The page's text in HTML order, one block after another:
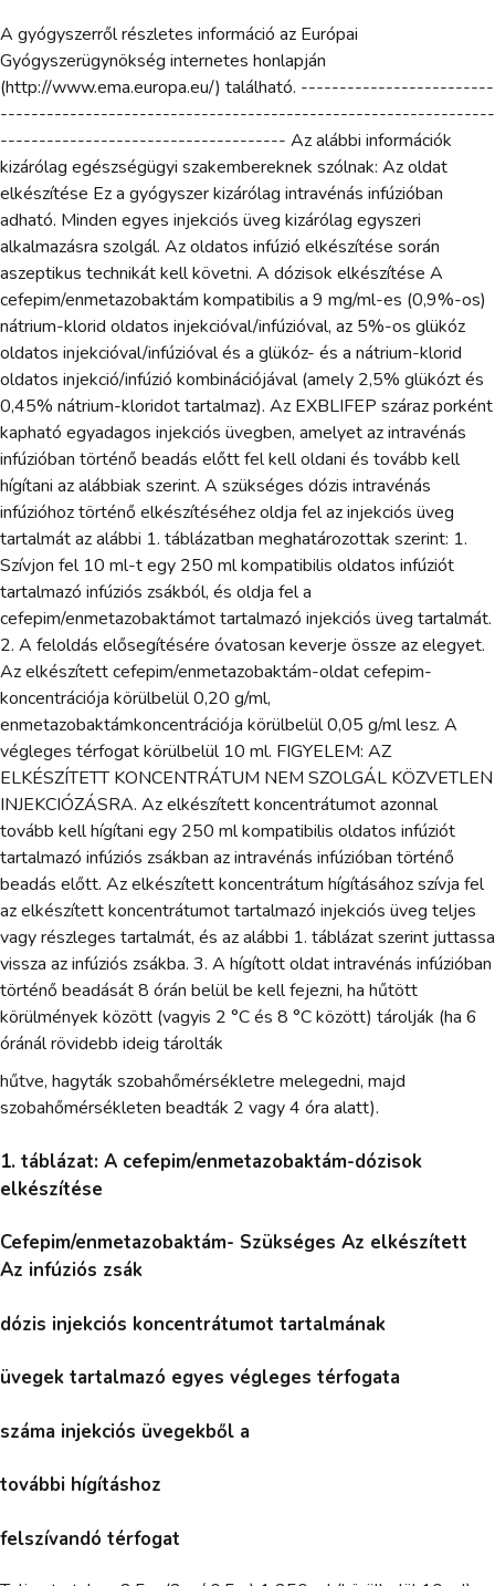
A gyógyszerről részletes információ az Európai
Gyógyszerügynökség internetes honlapján
(http://www.ema.europa.eu/) található. -------------------------
----------------------------------------------------------------
------------------------------------- Az alábbi információk
kizárólag egészségügyi szakembereknek szólnak: Az oldat
elkészítése Ez a gyógyszer kizárólag intravénás infúzióban
adható. Minden egyes injekciós üveg kizárólag egyszeri
alkalmazásra szolgál. Az oldatos infúzió elkészítése során
aszeptikus technikát kell követni. A dózisok elkészítése A
cefepim/enmetazobaktám kompatibilis a 9 mg/ml-es (0,9%-os)
nátrium-klorid oldatos injekcióval/infúzióval, az 5%-os glükóz
oldatos injekcióval/infúzióval és a glükóz- és a nátrium-klorid
oldatos injekció/infúzió kombinációjával (amely 2,5% glükózt és
0,45% nátrium-kloridot tartalmaz). Az EXBLIFEP száraz porként
kapható egyadagos injekciós üvegben, amelyet az intravénás
infúzióban történő beadás előtt fel kell oldani és tovább kell
hígítani az alábbiak szerint. A szükséges dózis intravénás
infúzióhoz történő elkészítéséhez oldja fel az injekciós üveg
tartalmát az alábbi 1. táblázatban meghatározottak szerint: 1.
Szívjon fel 10 ml-t egy 250 ml kompatibilis oldatos infúziót
tartalmazó infúziós zsákból, és oldja fel a
cefepim/enmetazobaktámot tartalmazó injekciós üveg tartalmát.
2. A feloldás elősegítésére óvatosan keverje össze az elegyet.
Az elkészített cefepim/enmetazobaktám-oldat cefepim-
koncentrációja körülbelül 0,20 g/ml,
enmetazobaktámkoncentrációja körülbelül 0,05 g/ml lesz. A
végleges térfogat körülbelül 10 ml. FIGYELEM: AZ
ELKÉSZÍTETT KONCENTRÁTUM NEM SZOLGÁL KÖZVETLEN
INJEKCIÓZÁSRA. Az elkészített koncentrátumot azonnal
tovább kell hígítani egy 250 ml kompatibilis oldatos infúziót
tartalmazó infúziós zsákban az intravénás infúzióban történő
beadás előtt. Az elkészített koncentrátum hígításához szívja fel
az elkészített koncentrátumot tartalmazó injekciós üveg teljes
vagy részleges tartalmát, és az alábbi 1. táblázat szerint juttassa
vissza az infúziós zsákba. 3. A hígított oldat intravénás infúzióban
történő beadását 8 órán belül be kell fejezni, ha hűtött
körülmények között (vagyis 2 °C és 8 °C között) tárolják (ha 6
óránál rövidebb ideig tárolták
hűtve, hagyták szobahőmérsékletre melegedni, majd
szobahőmérsékleten beadták 2 vagy 4 óra alatt).
1. táblázat: A cefepim/enmetazobaktám-dózisok
elkészítése
Cefepim/enmetazobaktám- Szükséges Az elkészített
Az infúziós zsák
dózis injekciós koncentrátumot tartalmának
üvegek tartalmazó egyes végleges térfogata
száma injekciós üvegekből a
további hígításhoz
felszívandó térfogat